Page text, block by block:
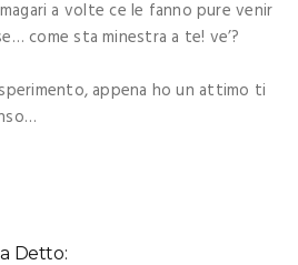
a volte ce le fanno pure venir
come sta minestra a te! ve’?
appena ho un attimo ti
Detto: